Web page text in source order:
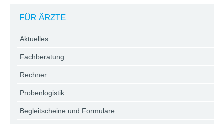
FÜR ÄRZTE
Aktuelles
Fachberatung
Rechner
Probenlogistik
Begleitscheine und Formulare